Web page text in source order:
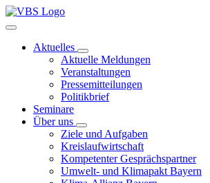
Aktuelles
Aktuelle Meldungen
Veranstaltungen
Pressemitteilungen
Politikbrief
Seminare
Über uns
Ziele und Aufgaben
Kreislaufwirtschaft
Kompetenter Gesprächspartner
Umwelt- und Klimapakt Bayern